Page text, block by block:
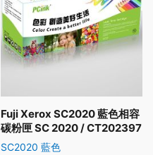
Fuji Xerox SC2020 藍色相容
碳粉匣 SC 2020 / CT202397
SC2020 藍色